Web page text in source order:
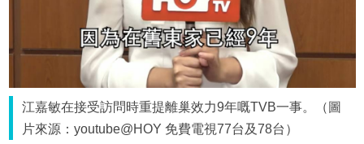
江嘉敏在接受訪問時重提離巢效力9年嘅TVB一事。（圖
片來源：youtube@HOY 免費電視77台及78台）